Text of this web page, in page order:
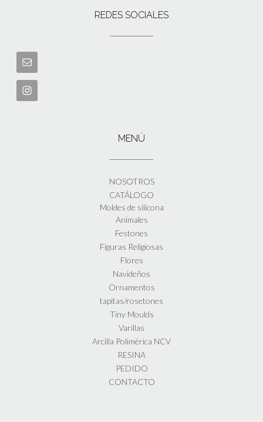
REDES SOCIALES
MENÚ
NOSOTROS
CATÁLOGO
Moldes de silicona
Animales
Festones
Figuras Religiosas
Flores
Navideños
Ornamentos
tapitas/rosetones
Tiny Moulds
Varillas
Arcilla Polimérica NCV
RESINA
PEDIDO
CONTACTO